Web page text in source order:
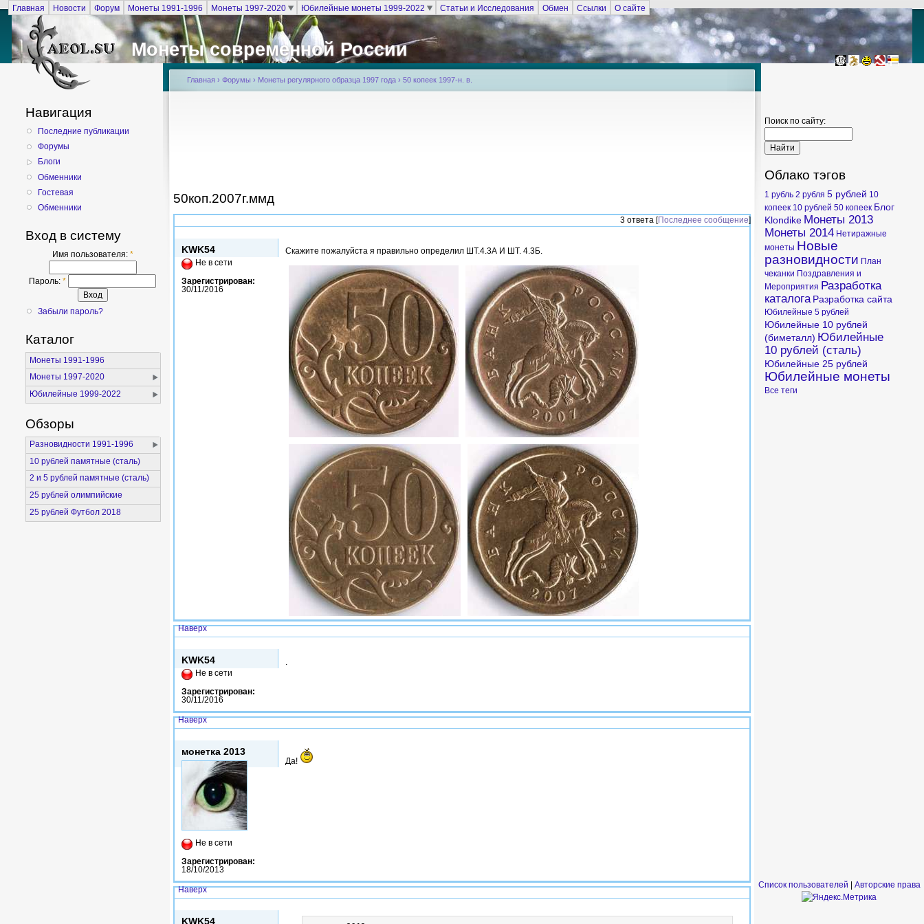
Главная Новости Форум Монеты 1991-1996 Монеты 1997-2020 Юбилейные монеты 1999-2022 Статьи и Исследования Обмен Ссылки О сайте
Монеты современной России
Навигация
Последние публикации
Форумы
Блоги
Обменники
Гостевая
Обменники
Вход в систему
Имя пользователя: *
Пароль: *
Забыли пароль?
Каталог
Монеты 1991-1996
Монеты 1997-2020
Юбилейные 1999-2022
Обзоры
Разновидности 1991-1996
10 рублей памятные (сталь)
2 и 5 рублей памятные (сталь)
25 рублей олимпийские
25 рублей Футбол 2018
Главная › Форумы › Монеты регулярного образца 1997 года › 50 копеек 1997-н. в.
50коп.2007г.ммд
3 ответа [Последнее сообщение]
KWK54
Не в сети
Зарегистрирован:
30/11/2016
Скажите пожалуйста я правильно определил ШТ.4.3А И ШТ. 4.3Б.
Наверх
KWK54
Не в сети
Зарегистрирован:
30/11/2016
Наверх
монетка 2013
Не в сети
Зарегистрирован:
18/10/2013
Да!
Наверх
KWK54
Поиск по сайту:
Облако тэгов
1 рубль 2 рубля 5 рублей 10
копеек 10 рублей 50 копеек Блог
Klondike Монеты 2013
Монеты 2014 Нетиражные
монеты Новые
разновидности План
чеканки Поздравления и
Мероприятия Разработка
каталога Разработка сайта
Юбилейные 5 рублей
Юбилейные 10 рублей
(биметалл) Юбилейные
10 рублей (сталь)
Юбилейные 25 рублей
Юбилейные монеты
Все теги
Список пользователей Авторские права